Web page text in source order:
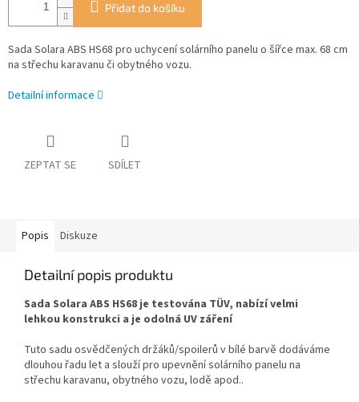
Přidat do košíku
Sada Solara ABS HS68 pro uchycení solárního panelu o šířce max. 68 cm
na střechu karavanu či obytného vozu.
Detailní informace
ZEPTAT SE SDÍLET
Popis Diskuze
Detailní popis produktu
Sada Solara ABS HS68 je testována TÜV, nabízí velmi
lehkou konstrukci a je odolná UV záření
Tuto sadu osvědčených držáků/spoilerů v bílé barvě dodáváme
dlouhou řadu let a slouží pro upevnění solárního panelu na
střechu karavanu, obytného vozu, lodě apod..